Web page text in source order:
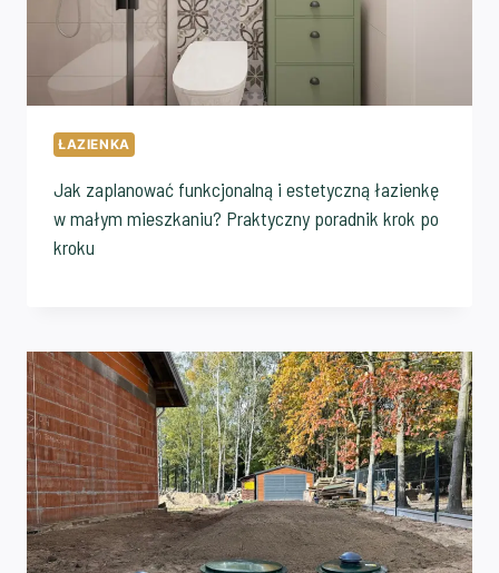
ŁAZIENKA
Jak zaplanować funkcjonalną i estetyczną łazienkę
w małym mieszkaniu? Praktyczny poradnik krok po
kroku